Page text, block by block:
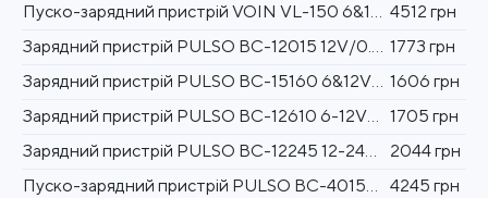
Пуско-зарядний пристрій VOIN VL-150 6&12V/2A-8A-15A/Start-100A/8-180AHR/LCD індик. 4512 грн
Зарядний пристрій PULSO BC-12015 12V/0.4-15A/5-150AHR/Iмпульсний 1773 грн
Зарядний пристрій PULSO BC-15160 6&12V/12A/9-160AHR/стрілковий індикатор 1606 грн
Зарядний пристрій PULSO BC-12610 6-12V/0-10A/5-120AHR/LED-Ампер./Iмпульсний 1705 грн
Зарядний пристрій PULSO BC-12245 12-24V/0-15A/5-190AHR/LED-Ампер./Iмпульсний
2044 грн
Пуско-зарядний пристрій PULSO BC-40155 12&24V/45A/Start-100A/20-300AHR/стрілк. індик.
4245 грн